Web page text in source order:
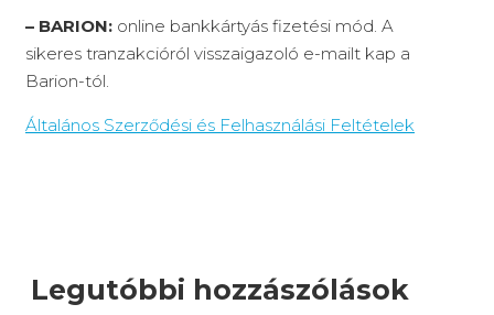
– BARION: online bankkártyás fizetési mód. A
sikeres tranzakcióról visszaigazoló e-mailt kap a
Barion-tól.
Általános Szerződési és Felhasználási Feltételek
Legutóbbi hozzászólások